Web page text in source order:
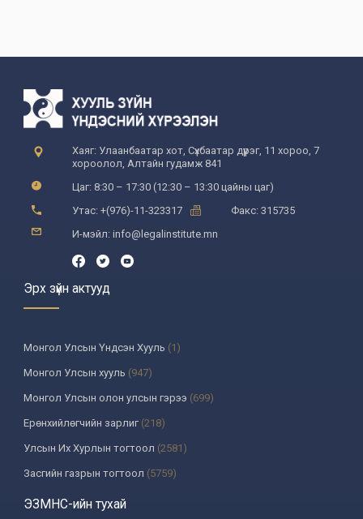
Хаяг: Улаанбаатар хот, Сүхбаатар дүүрэг, 11 хороо, 7
хороолол, Алтайн гудамж 841
Цаг: 8:30 – 17:30 (12:30 – 13:30 цайны цаг)
Утас: +(976)-11-323317
Факс: 315735
И-мэйл: info@legalinstitute.mn
Эрх зүйн актууд
Монгол Улсын Үндсэн Хууль (1)
Монгол Улсын хууль (947)
Монгол Улсын олон улсын гэрээ (699)
Ерөнхийлөгчийн зарлиг(218)
Улсын Их Хурлын тогтоол (2581)
Засгийн газрын тогтоол (5759)
Үндсэн хуулийн цэцийн шийдвэр
ЭЗМНС-ийн тухай